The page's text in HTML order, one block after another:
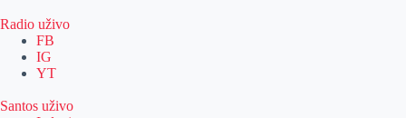
Radio uživo
FB
IG
YT
Santos uživo